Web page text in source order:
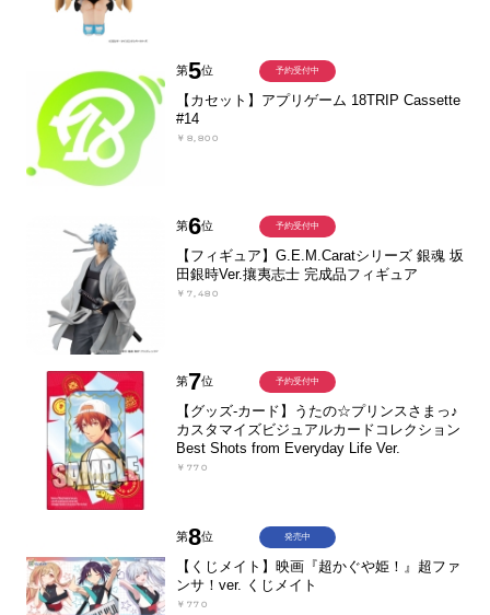
第5位
【カセット】アプリゲーム 18TRIP Cassette
#14
￥8,800
予約受付中
第6位
【フィギュア】G.E.M.Caratシリーズ 銀魂 坂
田銀時Ver.攘夷志士 完成品フィギュア
￥7,480
予約受付中
第7位
【グッズ-カード】うたの☆プリンスさまっ♪
カスタマイズビジュアルカードコレクション
Best Shots from Everyday Life Ver.
￥770
予約受付中
第8位
【くじメイト】映画『超かぐや姫！』超ファ
ンサ！ver. くじメイト
￥770
発売中